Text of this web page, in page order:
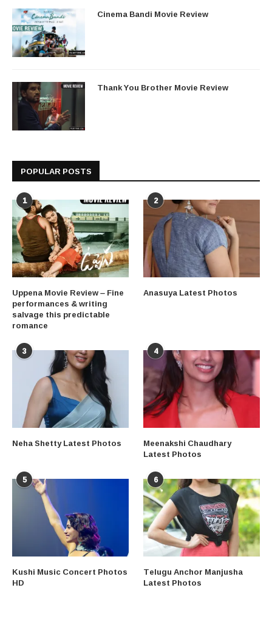
Cinema Bandi Movie Review
Thank You Brother Movie Review
POPULAR POSTS
1
Uppena Movie Review – Fine
performances & writing
salvage this predictable
romance
2
Anasuya Latest Photos
3
Neha Shetty Latest Photos
4
Meenakshi Chaudhary
Latest Photos
5
Kushi Music Concert Photos
HD
6
Telugu Anchor Manjusha
Latest Photos